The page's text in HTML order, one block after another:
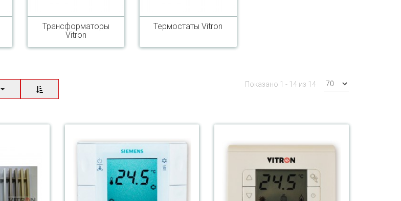
Трансформаторы
Vitron
Термостаты Vitron
Показано 1 - 14 из 14